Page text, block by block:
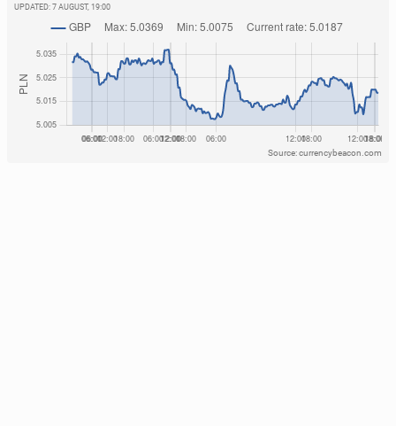
UPDATED: 7 AUGUST, 19:00
Source: currencybeacon.com